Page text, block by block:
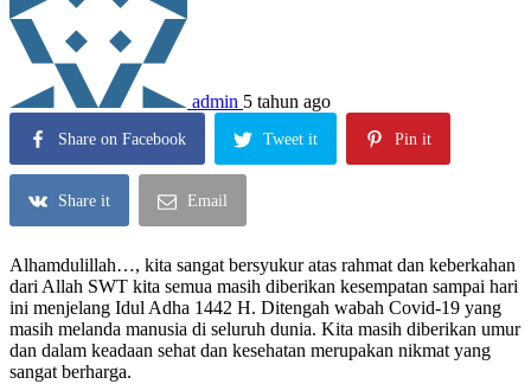
admin 5 tahun ago
Share on Facebook Tweet it Pin it
Share it Email
Alhamdulillah…, kita sangat bersyukur atas rahmat dan keberkahan
dari Allah SWT kita semua masih diberikan kesempatan sampai hari
ini menjelang Idul Adha 1442 H. Ditengah wabah Covid-19 yang
masih melanda manusia di seluruh dunia. Kita masih diberikan umur
dan dalam keadaan sehat dan kesehatan merupakan nikmat yang
sangat berharga.